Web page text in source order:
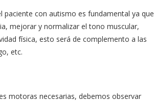
con autismo es fundamental ya que
mejorar y normalizar el tono muscular,
física, esto será de complemento a las
etc.
motoras necesarias, debemos observar